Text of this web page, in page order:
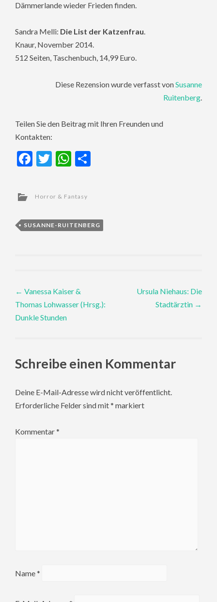
Dämmerlande wieder Frieden finden.
Sandra Melli: Die List der Katzenfrau.
Knaur, November 2014.
512 Seiten, Taschenbuch, 14,99 Euro.
Diese Rezension wurde verfasst vonSusanne
Ruitenberg.
Teilen Sie den Beitrag mit Ihren Freunden und
Kontakten:
Facebook
TwitterWhatsApp
Horror & Fantasy
SUSANNE-RUITENBERG
Post
navigation
← Vanessa Kaiser &
Thomas Lohwasser (Hrsg.):
Dunkle Stunden
Ursula Niehaus: Die
Stadtärztin →
Schreibe einen Kommentar
Deine E-Mail-Adresse wird nicht veröffentlicht.
Erforderliche Felder sind mit* markiert
Kommentar*
Name*